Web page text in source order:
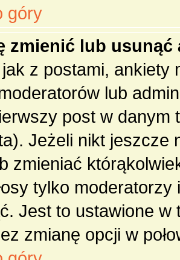
góry
zmienić lub usunąć
z postami,
lub
post w
Jeżeli nikt jeszcze
zmieniać
tylko
Jest to ustawione w
zmianę opcji w